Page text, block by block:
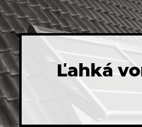
Ľahká